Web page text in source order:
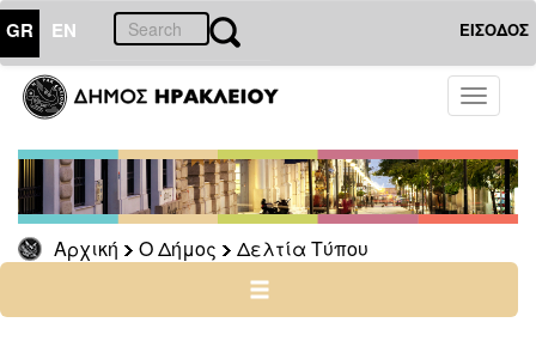
GR EN ΕΙΣΟΔΟΣ
Toggle
Αρχική Ο Δήμος Δελτία Τύπου
ΔΗΜΟΣ
Δελτία
Τύπου
Αρχείο